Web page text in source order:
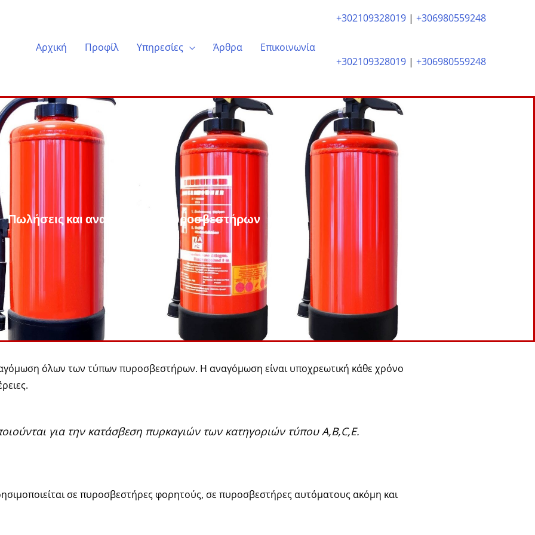
Αρχική Προφίλ Υπηρεσίες Άρθρα Επικοινωνία
+302109328019 | +306980559248
+302109328019 | +306980559248
Πωλήσεις και αναγομώσεις πυροσβεστήρων
όλων των τύπων πυροσβεστήρων. Η αναγόμωση είναι υποχρεωτική κάθε χρόνο
για την κατάσβεση πυρκαγιών των κατηγοριών τύπου Α,Β,C,E.
σε πυροσβεστήρες φορητούς, σε πυροσβεστήρες αυτόματους ακόμη και